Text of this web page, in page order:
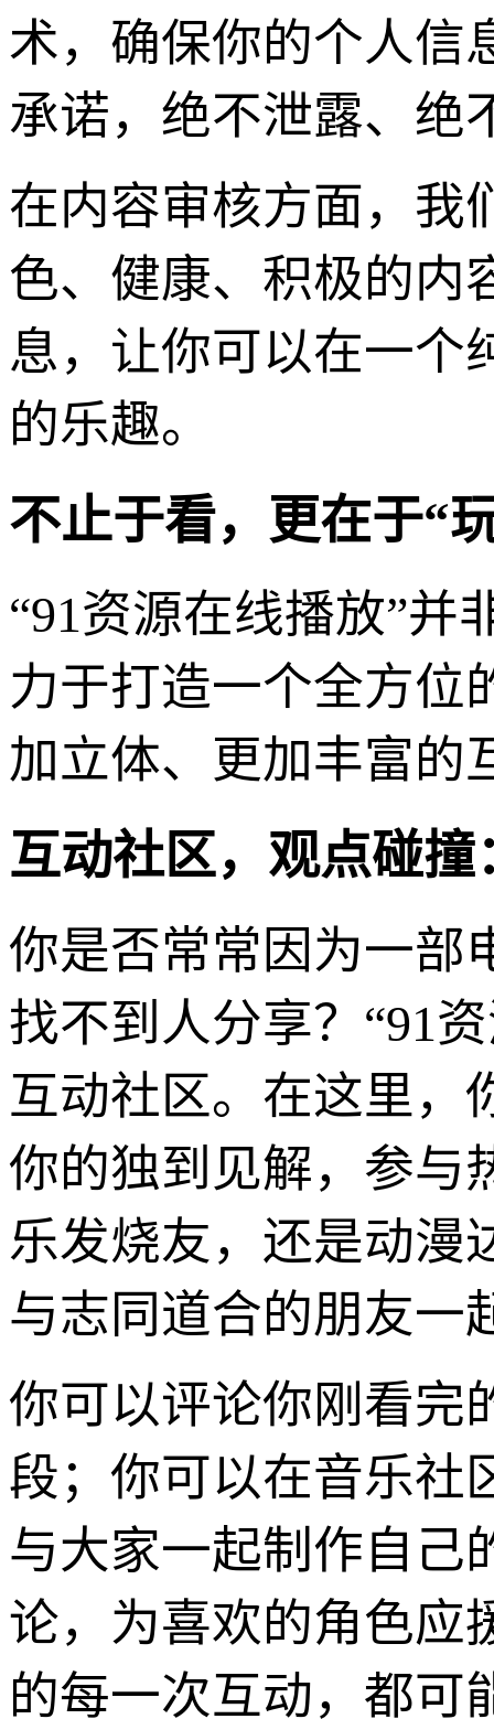
术，确保你的个人信
承诺，绝不泄露、绝
在内容审核方面，我
色、健康、积极的内
息，让你可以在一个
的乐趣。
不止于看，更在于“
“91资源在线播放”并
力于打造一个全方位
加立体、更加丰富的
互动社区，观点碰
你是否常常因为一部
找不到人分享？“91
互动社区。在这里，
你的独到见解，参与
乐发烧友，还是动漫
与志同道合的朋友一
你可以评论你刚看完
段；你可以在音乐社
与大家一起制作自己
论，为喜欢的角色应
的每一次互动，都可